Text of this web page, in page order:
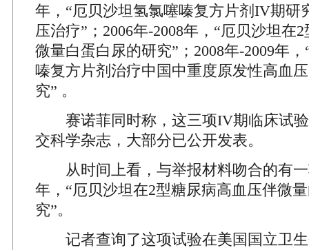
年，“厄贝沙坦氢氯噻嗪复方片剂IV期研
压治疗”；2006年-2008年，“厄贝沙坦在
微量白蛋白尿的研究”；2008年-2009年
嗪复方片剂治疗中国中重度原发性高血
究” 。
赛诺菲同时称，这三项IV期临床试验
交科学杂志，大部分已公开发表。
从时间上看，与举报材料吻合的有一
年，“厄贝沙坦在2型糖尿病高血压伴微
究”。
记者查询了这项试验在美国国立卫生